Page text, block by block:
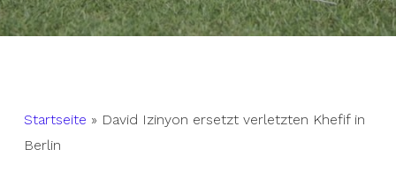
Startseite » David Izinyon ersetzt verletzten Khefif in
Berlin